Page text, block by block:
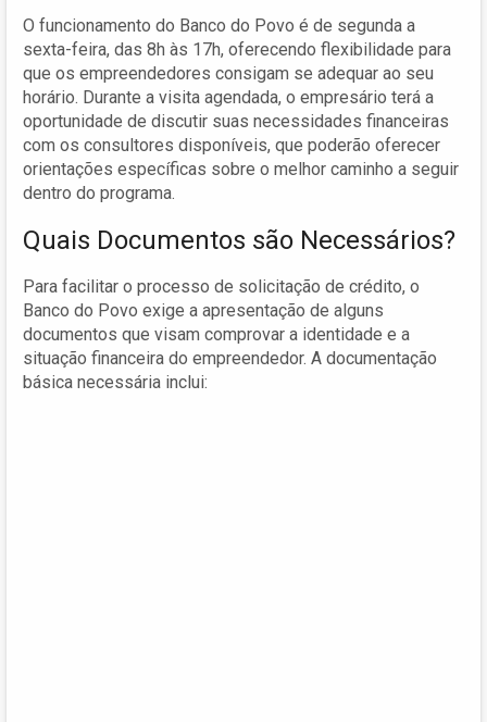
O funcionamento do Banco do Povo é de segunda a
sexta-feira, das 8h às 17h, oferecendo flexibilidade para
que os empreendedores consigam se adequar ao seu
horário. Durante a visita agendada, o empresário terá a
oportunidade de discutir suas necessidades financeiras
com os consultores disponíveis, que poderão oferecer
orientações específicas sobre o melhor caminho a seguir
dentro do programa.
Quais Documentos são Necessários?
Para facilitar o processo de solicitação de crédito, o
Banco do Povo exige a apresentação de alguns
documentos que visam comprovar a identidade e a
situação financeira do empreendedor. A documentação
básica necessária inclui: